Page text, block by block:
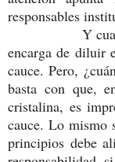
responsables
Y cuando no
encarga de diluir
cauce. Pero,
basta con que,
cristalina, es
cauce. Lo mismo
principios debe